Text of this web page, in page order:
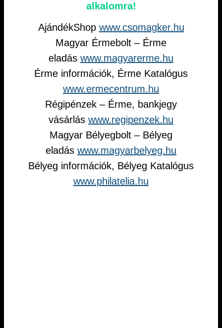
alkalomra!
AjándékShop www.csomagker.hu
Magyar Érmebolt – Érme
eladás www.magyarerme.hu
Érme információk, Érme Katalógus
www.ermecentrum.hu
Régipénzek – Érme, bankjegy
vásárlás www.regipenzek.hu
Magyar Bélyegbolt – Bélyeg
eladás www.magyarbelyeg.hu
Bélyeg információk, Bélyeg Katalógus
www.philatelia.hu